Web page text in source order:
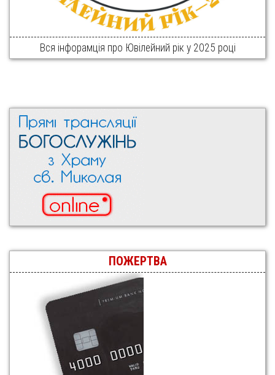
Вся інфорамція про Ювілейний рік у 2025 році
ПОЖЕРТВА